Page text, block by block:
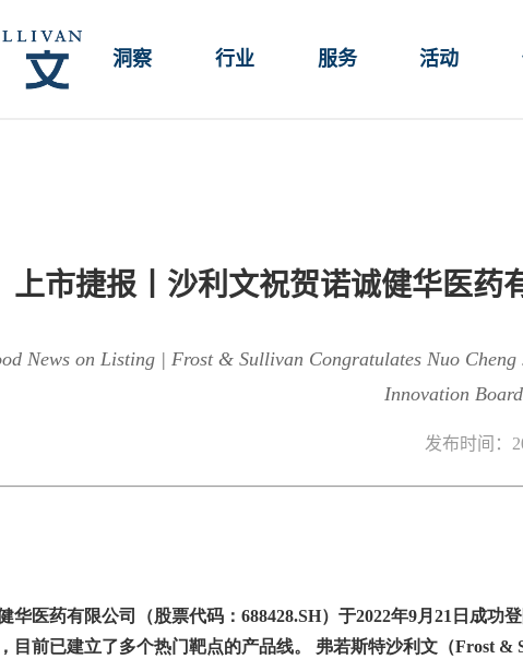
洞察 行业 服务 活动
上市捷报丨沙利文祝贺诺诚健华医药
News on Listing | Frost & Sullivan Congratulates Nuo
Innovation
发布时间：
华医药有限公司（股票代码： 688428.SH）于2022年9月 21 日成功
目前已建立了多个热门靶点的产品线。
弗若斯特沙利文（Frost &